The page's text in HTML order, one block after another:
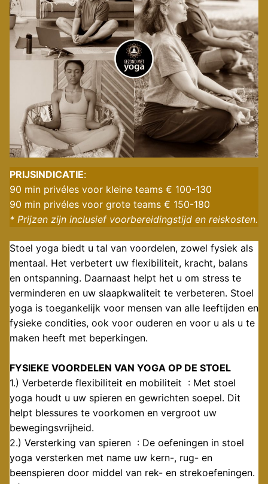
PRIJSINDICATIE:
90 min privéles voor kleine teams € 100-130
90 min privéles voor grote teams € 150-180
* Prijzen zijn inclusief voorbereidingstijd en reiskosten.
Stoel yoga biedt u tal van voordelen, zowel fysiek als
mentaal. Het verbetert uw flexibiliteit, kracht, balans
en ontspanning. Daarnaast helpt het u om stress te
verminderen en uw slaapkwaliteit te verbeteren. Stoel
yoga is toegankelijk voor mensen van alle leeftijden en
fysieke condities, ook voor ouderen en voor u als u te
maken heeft met beperkingen.
FYSIEKE VOORDELEN VAN YOGA OP DE STOEL
1.) Verbeterde flexibiliteit en mobiliteit : Met stoel
yoga houdt u uw spieren en gewrichten soepel. Dit
helpt blessures te voorkomen en vergroot uw
bewegingsvrijheid.
2.) Versterking van spieren : De oefeningen in stoel
yoga versterken met name uw kern-, rug- en
beenspieren door middel van rek- en strekoefeningen.